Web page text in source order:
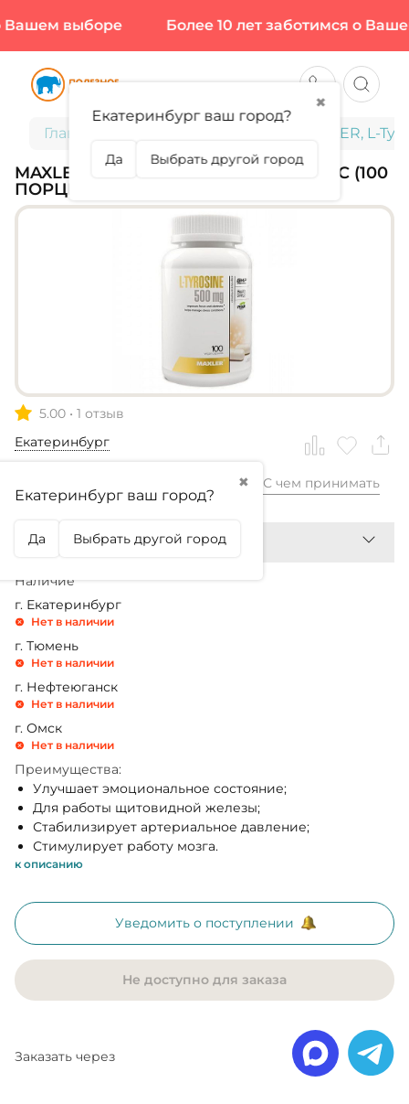
выборе Более 10 лет заботимся о Вашем
Главная MAXLER, L-
MAXLER, L-TYROSINE 500 МГ, 100 КАПС (100
ПОРЦИЙ)
5.00 • 1 отзыв
Екатеринбург
✖
Екатеринбург ваш город?
Да Выбрать другой город
1 250,99₽ С чем принимать
Наличие
г. Екатеринбург
Нет в наличии
г. Тюмень
Нет в наличии
г. Нефтеюганск
Нет в наличии
г. Омск
Нет в наличии
Преимущества:
Улучшает эмоциональное состояние;
Для работы щитовидной железы;
Стабилизирует артериальное давление;
Стимулирует работу мозга.
к описанию
Уведомить о поступлении
Не доступно для заказа
Заказать через
✖
Екатеринбург ваш город?
Да Выбрать другой город